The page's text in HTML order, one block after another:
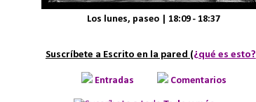
Los lunes, paseo | 18:09 - 18:37
Suscríbete a Escrito en la pared (¿qué es esto?
Entradas Comentarios